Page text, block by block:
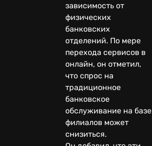
зависимость от
физических
банковских
отделений. По мере
перехода сервисов в
онлайн, он отметил,
что спрос на
традиционное
банковское
обслуживание на базе
филиалов может
снизиться.